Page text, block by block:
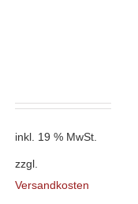
inkl. 19 % MwSt.
zzgl.
Versandkosten